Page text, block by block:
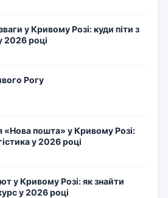
у Кривому Розі: куди піти з
2026 році
Рогу
«Нова пошта» у Кривому Розі:
у 2026 році
у Кривому Розі: як знайти
у 2026 році